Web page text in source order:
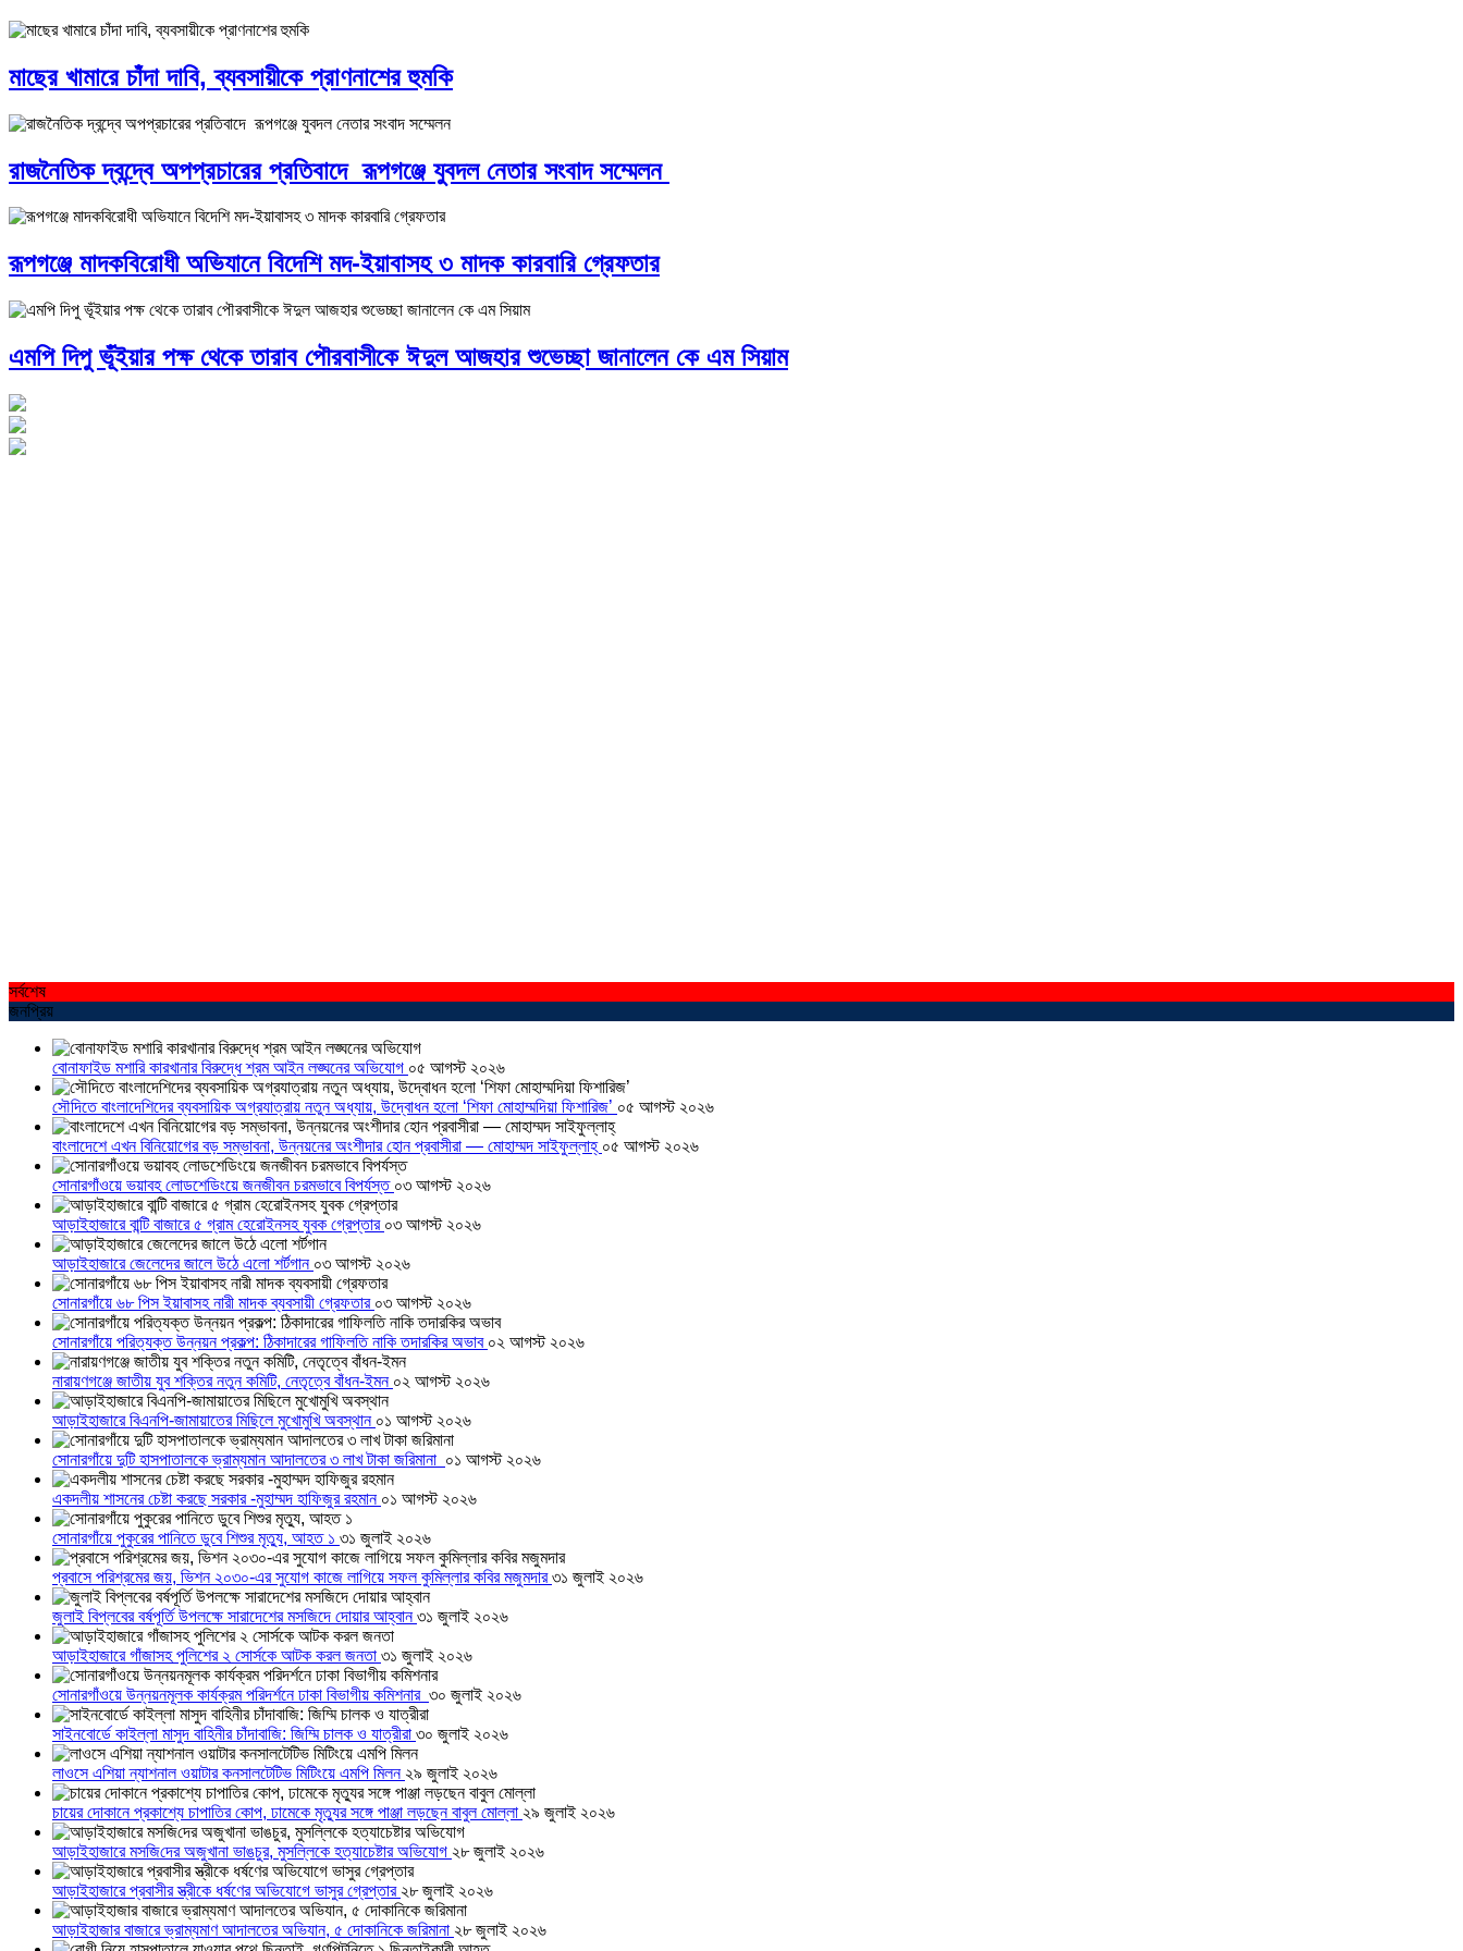
মাছের খামারে চাঁদা দাবি, ব্যবসায়ীকে প্রাণনাশের হুমকি
রাজনৈতিক দ্বন্দ্বে অপপ্রচারের প্রতিবাদে ‎রূপগঞ্জে যুবদল নেতার সংবাদ সম্মেলন ‎
রূপগঞ্জে মাদকবিরোধী অভিযানে বিদেশি মদ-ইয়াবাসহ ৩ মাদক কারবারি গ্রেফতার
এমপি দিপু ভূঁইয়ার পক্ষ থেকে তারাব পৌরবাসীকে ঈদুল আজহার শুভেচ্ছা জানালেন কে এম সিয়াম
সর্বশেষ
জনপ্রিয়
বোনাফাইড মশারি কারখানার বিরুদ্ধে শ্রম আইন লঙ্ঘনের অভিযোগ ০৫ আগস্ট ২০২৬
সৌদিতে বাংলাদেশিদের ব্যবসায়িক অগ্রযাত্রায় নতুন অধ্যায়, উদ্বোধন হলো ‘শিফা মোহাম্মদিয়া ফিশারিজ’ ০৫ আগস্ট ২০২৬
বাংলাদেশে এখন বিনিয়োগের বড় সম্ভাবনা, উন্নয়নের অংশীদার হোন প্রবাসীরা — মোহাম্মদ সাইফুল্লাহ্ ০৫ আগস্ট ২০২৬
সোনারগাঁওয়ে ভয়াবহ লোডশেডিংয়ে জনজীবন চরমভাবে বিপর্যস্ত ০৩ আগস্ট ২০২৬
আড়াইহাজারে বান্টি বাজারে ৫ গ্রাম হেরোইনসহ যুবক গ্রেপ্তার ০৩ আগস্ট ২০২৬
আড়াইহাজারে জেলেদের জালে উঠে এলো শর্টগান ০৩ আগস্ট ২০২৬
সোনারগাঁয়ে ৬৮ পিস ইয়াবাসহ নারী মাদক ব্যবসায়ী গ্রেফতার ০৩ আগস্ট ২০২৬
সোনারগাঁয়ে পরিত্যক্ত উন্নয়ন প্রকল্প: ঠিকাদারের গাফিলতি নাকি তদারকির অভাব ০২ আগস্ট ২০২৬
নারায়ণগঞ্জে জাতীয় যুব শক্তির নতুন কমিটি, নেতৃত্বে বাঁধন-ইমন ০২ আগস্ট ২০২৬
আড়াইহাজারে বিএনপি-জামায়াতের মিছিলে মুখোমুখি অবস্থান ০১ আগস্ট ২০২৬
সোনারগাঁয়ে দুটি হাসপাতালকে ভ্রাম্যমান আদালতের ৩ লাখ টাকা জরিমানা ০১ আগস্ট ২০২৬
একদলীয় শাসনের চেষ্টা করছে সরকার -মুহাম্মদ হাফিজুর রহমান ০১ আগস্ট ২০২৬
সোনারগাঁয়ে পুকুরের পানিতে ডুবে শিশুর মৃত্যু, আহত ১ ৩১ জুলাই ২০২৬
প্রবাসে পরিশ্রমের জয়, ভিশন ২০৩০-এর সুযোগ কাজে লাগিয়ে সফল কুমিল্লার কবির মজুমদার৩১ জুলাই ২০২৬
জুলাই বিপ্লবের বর্ষপূর্তি উপলক্ষে সারাদেশের মসজিদে দোয়ার আহ্বান৩১ জুলাই ২০২৬
আড়াইহাজারে গাঁজাসহ পুলিশের ২ সোর্সকে আটক করল জনতা ৩১ জুলাই ২০২৬
সোনারগাঁওয়ে উন্নয়নমূলক কার্যক্রম পরিদর্শনে ঢাকা বিভাগীয় কমিশনার ৩০ জুলাই ২০২৬
সাইনবোর্ডে কাইল্লা মাসুদ বাহিনীর চাঁদাবাজি: জিম্মি চালক ও যাত্রীরা ৩০ জুলাই ২০২৬
লাওসে এশিয়া ন্যাশনাল ওয়াটার কনসালটেটিভ মিটিংয়ে এমপি মিলন ২৯ জুলাই ২০২৬
চায়ের দোকানে প্রকাশ্যে চাপাতির কোপ, ঢামেকে মৃত্যুর সঙ্গে পাঞ্জা লড়ছেন বাবুল মোল্লা ২৯ জুলাই ২০২৬
আড়াইহাজারে মস‌জি‌দের অজুখানা ভাঙচুর, মুসল্লিকে হত্যাচেষ্টার অভিযোগ ২৮ জুলাই ২০২৬
আড়াইহাজারে প্রবাসীর স্ত্রীকে ধর্ষণের অভিযোগে ভাসুর গ্রেপ্তার ২৮ জুলাই ২০২৬
আড়াইহাজার বাজারে ভ্রাম্যমাণ আদালতের অভিযান, ৫ দোকানিকে জরিমানা ২৮ জুলাই ২০২৬